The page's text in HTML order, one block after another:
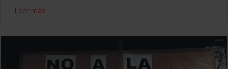
Leer más